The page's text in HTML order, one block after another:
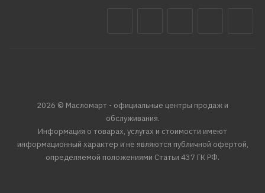
2026 © Масломарт - официальные центры продаж и
обслуживания.
Информация о товарах, услугах и стоимости имеют
информационный характер и не являются публичной офертой,
определяемой положениями Статьи 437 ГК РФ.